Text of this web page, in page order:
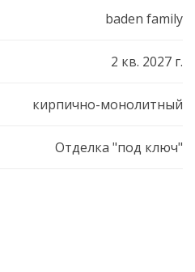
baden family
2 кв. 2027 г.
кирпично-монолитный
Отделка "под ключ"